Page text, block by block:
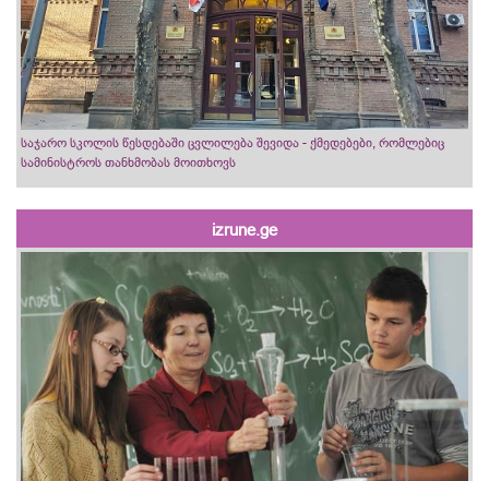
საჯარო სკოლის წესდებაში ცვლილება შევიდა - ქმედებები, რომლებიც
სამინისტროს თანხმობას მოითხოვს
izrune.ge